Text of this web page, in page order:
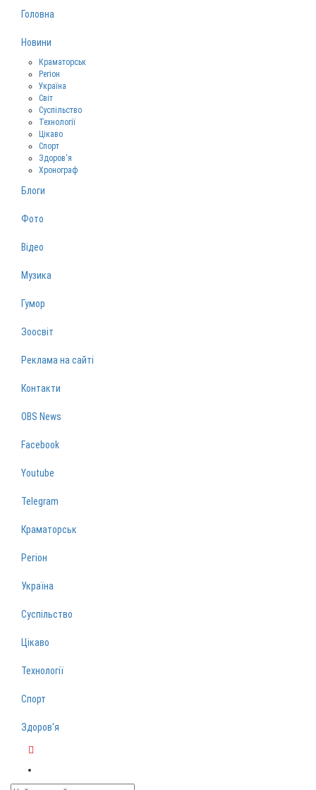
Головна
Новини
Краматорськ
Регіон
Україна
Світ
Суспільство
Технології
Цікаво
Спорт
Здоров‘я
Хронограф
Блоги
Фото
Відео
Музика
Гумор
Зоосвіт
Реклама на сайті
Контакти
OBS News
Facebook
Youtube
Telegram
Краматорськ
Регіон
Україна
Суспільство
Цікаво
Технології
Спорт
Здоров‘я